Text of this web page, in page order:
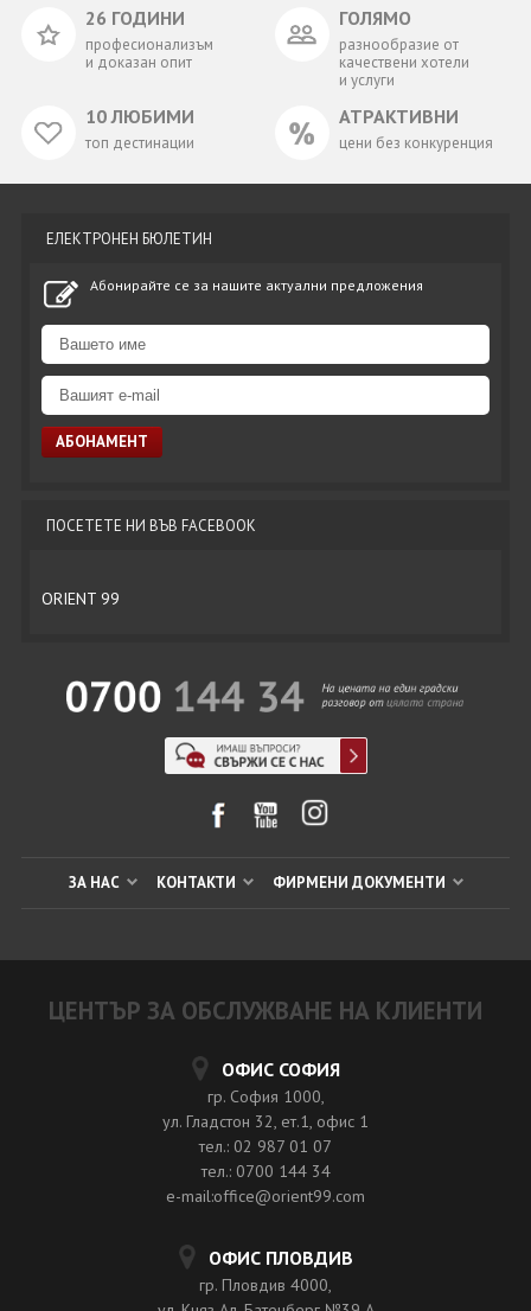
26 ГОДИНИ
професионализъм
и доказан опит
ГОЛЯМО
разнообразие от
качествени хотели
и услуги
10 ЛЮБИМИ
топ дестинации
АТРАКТИВНИ
цени без конкуренция
ЕЛЕКТРОНЕН БЮЛЕТИН
Абонирайте се за нашите актуални предложения
ПОСЕТЕТЕ НИ ВЪВ FACEBOOK
ORIENT 99
ЗА НАС КОНТАКТИ ФИРМЕНИ ДОКУМЕНТИ
ЦЕНТЪР ЗА ОБСЛУЖВАНЕ НА КЛИЕНТИ
ОФИС СОФИЯ
гр. София 1000,
ул. Гладстон 32, ет.1, офис 1
тел.: 02 987 01 07
тел.: 0700 144 34
e-mail:office@orient99.com
ОФИС ПЛОВДИВ
гр. Пловдив 4000,